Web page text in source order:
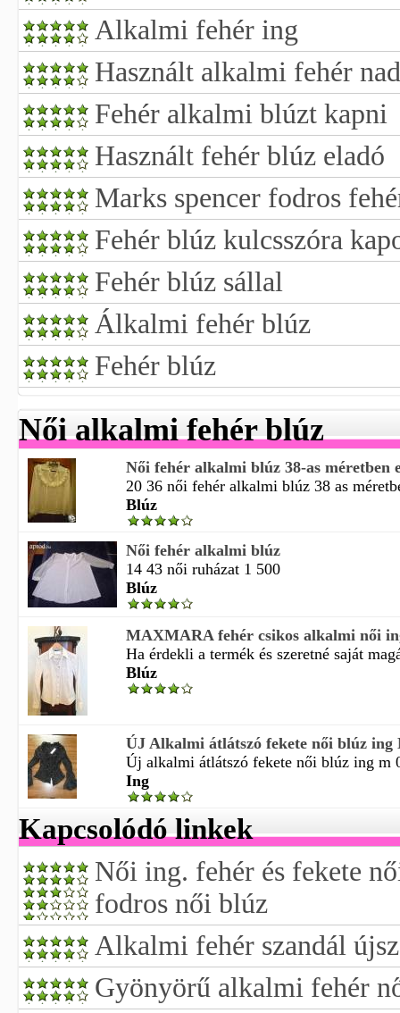
Alkalmi fehér ing
Használt alkalmi fehér
Fehér alkalmi blúzt kapni
Használt fehér blúz eladó
Marks spencer fodros
Fehér blúz kulcsszóra
Fehér blúz sállal
Álkalmi fehér blúz
Fehér blúz
Női alkalmi fehér blúz
Női fehér alkalmi blúz 38-as méretben
20 36 női fehér alkalmi blúz 38 as
Blúz
Női fehér alkalmi blúz
14 43 női ruházat 1 500
Blúz
MAXMARA fehér csikos alkalmi női
Ha érdekli a termék és szeretné saját
Blúz
ÚJ Alkalmi átlátszó fekete női blúz ing
Új alkalmi átlátszó fekete női blúz ing m
Ing
Kapcsolódó linkek
Női ing. fehér és fekete
fodros női blúz
Alkalmi fehér szandál
Gyönyörű alkalmi fehér